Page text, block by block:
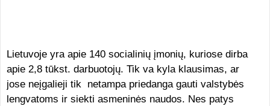
Lietuvoje yra apie 140 socialinių įmonių, kuriose dirba
apie 2,8 tūkst. darbuotojų. Tik va kyla klausimas, ar
jose neįgalieji tik netampa priedanga gauti valstybės
lengvatoms ir siekti asmeninės naudos. Nes patys